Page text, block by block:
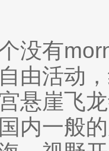
没有
由活动
悬崖飞
内一般